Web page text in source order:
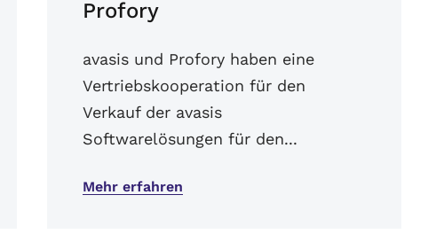
Profory
avasis und Profory haben eine
Vertriebskooperation für den
Verkauf der avasis
Softwarelösungen für den...
Mehr erfahren